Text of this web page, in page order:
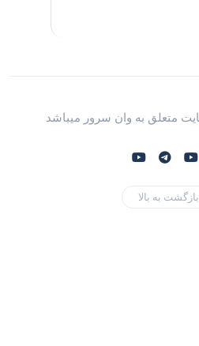
متعلق به وان سرور میباشد
به بالا